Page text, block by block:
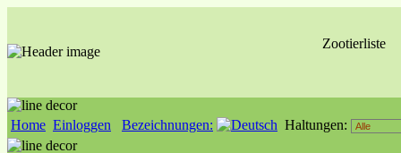
Zootierliste
Home Einloggen Bezeichnungen: Haltungen: